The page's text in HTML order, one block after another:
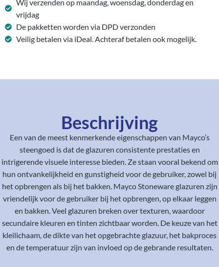
Wij verzenden op maandag, woensdag, donderdag en
vrijdag
De pakketten worden via DPD verzonden
Veilig betalen via iDeal. Achteraf betalen ook mogelijk.
Beschrijving
Een van de meest kenmerkende eigenschappen van Mayco’s
steengoed is dat de glazuren consistente prestaties en
intrigerende visuele interesse bieden. Ze staan vooral bekend om
hun ontvankelijkheid en gunstigheid voor de gebruiker, zowel bij
het opbrengen als bij het bakken. Mayco Stoneware glazuren zijn
vriendelijk voor de gebruiker bij het opbrengen, op elkaar leggen
en bakken. Veel glazuren breken over texturen, waardoor
secundaire kleuren en tinten zichtbaar worden. De keuze van het
kleilichaam, de dikte van het opgebrachte glazuur, het bakproces
en de temperatuur zijn van invloed op de gebrande resultaten.